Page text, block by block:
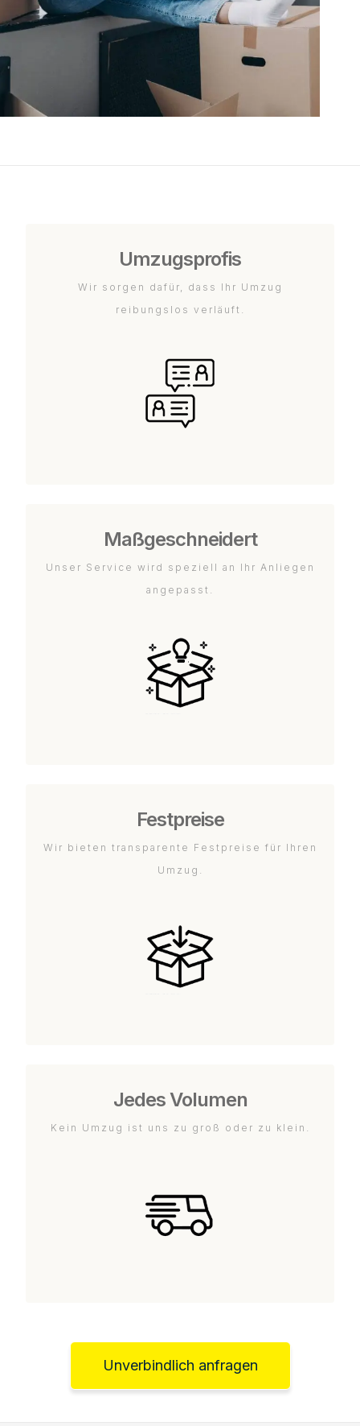
Umzugsprofis
Wir sorgen dafür, dass Ihr Umzug
reibungslos verläuft.
Maßgeschneidert
Unser Service wird speziell an Ihr Anliegen
angepasst.
Festpreise
Wir bieten transparente Festpreise für Ihren
Umzug.
Jedes Volumen
Kein Umzug ist uns zu groß oder zu klein.
Unverbindlich anfragen